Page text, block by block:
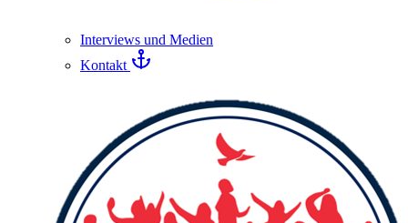
Interviews und Medien
Kontakt